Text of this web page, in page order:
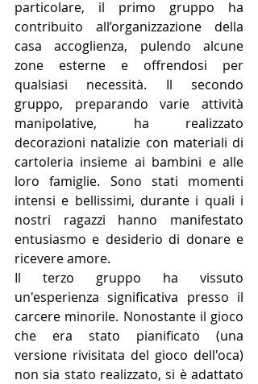
particolare, il primo gruppo ha
contribuito all’organizzazione della
casa accoglienza, pulendo alcune
zone esterne e offrendosi per
qualsiasi necessità. Il secondo
gruppo, preparando varie attività
manipolative, ha realizzato
decorazioni natalizie con materiali di
cartoleria insieme ai bambini e alle
loro famiglie. Sono stati momenti
intensi e bellissimi, durante i quali i
nostri ragazzi hanno manifestato
entusiasmo e desiderio di donare e
ricevere amore.
Il terzo gruppo ha vissuto
un'esperienza significativa presso il
carcere minorile. Nonostante il gioco
che era stato pianificato (una
versione rivisitata del gioco dell'oca)
non sia stato realizzato, si è adattato